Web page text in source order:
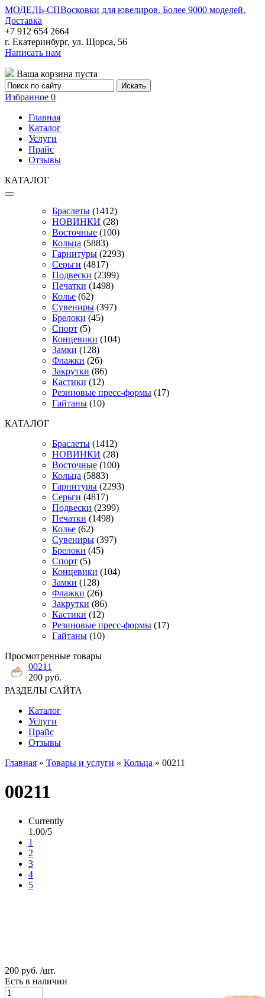
МОДЕЛЬ-СПВосковки для ювелиров. Более 9000 моделей.
Доставка
+7 912 654 2664
г. Екатеринбург, ул. Щорса, 56
Написать нам
Ваша корзина пуста
Избранное 0
Главная
Каталог
Услуги
Прайс
Отзывы
КАТАЛОГ
Браслеты (1412)
НОВИНКИ (28)
Восточные (100)
Кольца (5883)
Гарнитуры (2293)
Серьги (4817)
Подвески (2399)
Печатки (1498)
Колье (62)
Сувениры (397)
Брелоки (45)
Спорт (5)
Концевики (104)
Замки (128)
Флажки (26)
Закрутки (86)
Кастики (12)
Резиновые пресс-формы (17)
Гайтаны (10)
КАТАЛОГ
Браслеты (1412)
НОВИНКИ (28)
Восточные (100)
Кольца (5883)
Гарнитуры (2293)
Серьги (4817)
Подвески (2399)
Печатки (1498)
Колье (62)
Сувениры (397)
Брелоки (45)
Спорт (5)
Концевики (104)
Замки (128)
Флажки (26)
Закрутки (86)
Кастики (12)
Резиновые пресс-формы (17)
Гайтаны (10)
Просмотренные товары
00211
200 руб.
РАЗДЕЛЫ САЙТА
Каталог
Услуги
Прайс
Отзывы
Главная » Товары и услуги » Кольца » 00211
00211
Currently
1.00/5
1
2
3
4
5
200 руб. /шт.
Есть в наличии